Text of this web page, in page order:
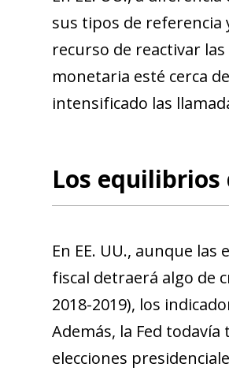
in a new window)
(opens in a new window)
(opens in a new window)
in a new window)
sus tipos de referencia
recurso de reactivar
monetaria esté cerca
intensificado las
Los
En EE. UU., aunque las
fiscal detraerá algo de
2018-2019), los
Además, la Fed
elecciones